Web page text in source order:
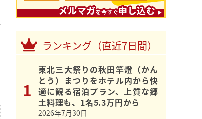
ランキング（直近7日間）
東北三大祭りの秋田竿燈（かん
とう）まつりをホテル内から快
適に観る宿泊プラン、上質な郷
土料理も、1名5.3万円から
2026年7月30日